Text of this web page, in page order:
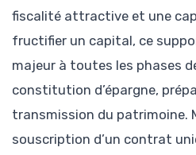
fiscalité attractive et une
fructifier un capital, ce
majeur à toutes les phases
constitution d’épargne,
transmission du patrimoine.
souscription d’un contrat